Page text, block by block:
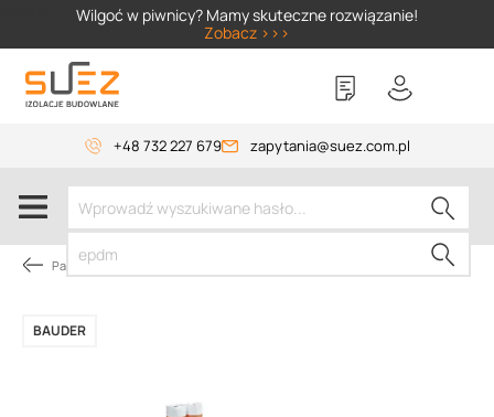
Wilgoć w piwnicy? Mamy skuteczne rozwiązanie!
Zobacz >>>
+48 732 227 679 zapytania@suez.com.pl
Papy dachowe
BAUDER